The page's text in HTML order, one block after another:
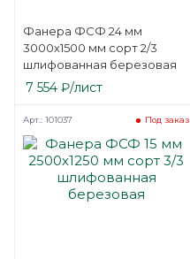
Фанера ФСФ 24 мм
3000х1500 мм сорт 2/3
шлифованная березовая
7 554 ₽/лист
Под заказ
Арт.: 101037